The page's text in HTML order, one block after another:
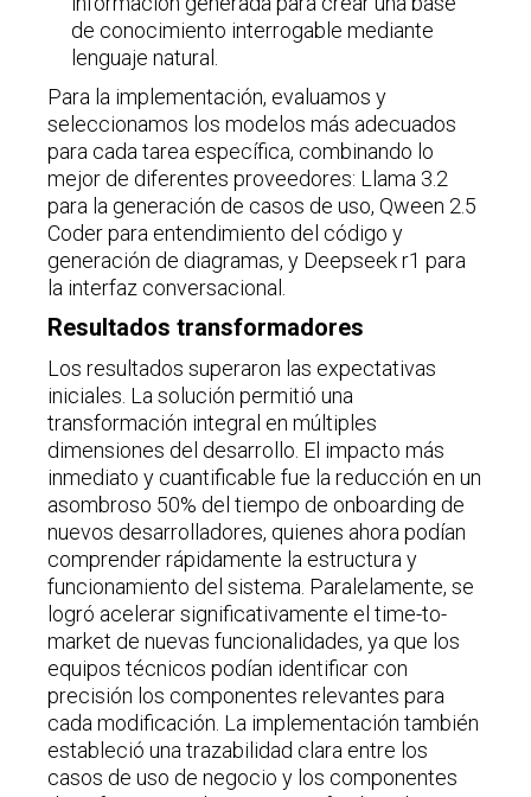
de conocimiento interrogable mediante
lenguaje natural.
Para la implementación, evaluamos y
seleccionamos los modelos más adecuados
para cada tarea específica, combinando lo
mejor de diferentes proveedores: Llama 3.2
para la generación de casos de uso, Qween 2.5
Coder para entendimiento del código y
generación de diagramas, y Deepseek r1 para
la interfaz conversacional.
Resultados transformadores
Los resultados superaron las expectativas
iniciales. La solución permitió una
transformación integral en múltiples
dimensiones del desarrollo. El impacto más
inmediato y cuantificable fue la reducción en un
asombroso 50% del tiempo de onboarding de
nuevos desarrolladores, quienes ahora podían
comprender rápidamente la estructura y
funcionamiento del sistema. Paralelamente, se
logró acelerar significativamente el time-to-
market de nuevas funcionalidades, ya que los
equipos técnicos podían identificar con
precisión los componentes relevantes para
cada modificación. La implementación también
estableció una trazabilidad clara entre los
casos de uso de negocio y los componentes